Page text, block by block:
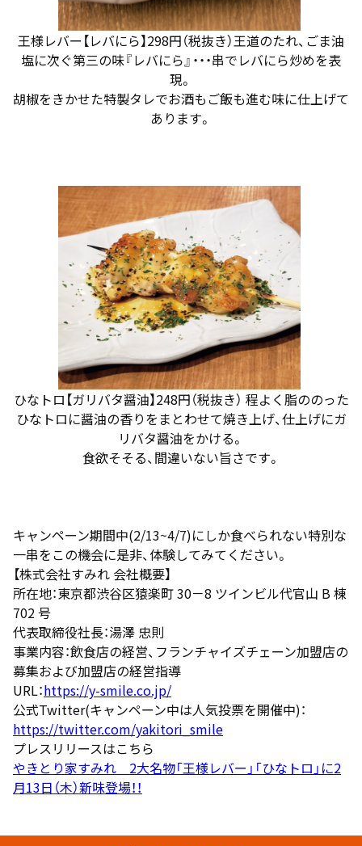
王様レバー【レバにら】298円（税抜き）王道のたれ、ごま油
塩に次ぐ第三の味『レバにら』・・・串でレバにら炒めを表
現。
胡椒をきかせた特製タレでお酒もご飯も進む味に仕上げて
あります。
ひなトロ【ガリバタ醤油】248円（税抜き） 程よく脂ののった
ひなトロに醤油の香りをまとわせて焼き上げ、仕上げにガ
リバタ醤油をかける。
食欲そそる、間違いない旨さです。
キャンペーン期間中(2/13~4/7)にしか食べられない特別な
一串をこの機会に是非、体験してみてください。
【株式会社すみれ 会社概要】
所在地：東京都渋谷区猿楽町 30－8 ツインビル代官山 B 棟
702 号
代表取締役社長：湯澤 忠則
事業内容：飲食店の経営、フランチャイズチェーン加盟店の
募集および加盟店の経営指導
URL：https://y-smile.co.jp/
公式Twitter(キャンペーン中は人気投票を開催中)：
https://twitter.com/yakitori_smile
プレスリリースはこちら
やきとり家すみれ 2大名物「王様レバー」「ひなトロ」に2
月13日（木）新味登場！！